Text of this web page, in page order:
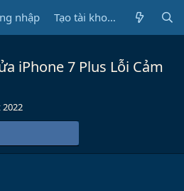
nhập Tạo tài khoản
iPhone 7 Plus Lỗi Cảm